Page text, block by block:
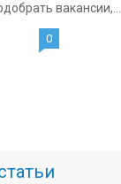
вакансии,...
0